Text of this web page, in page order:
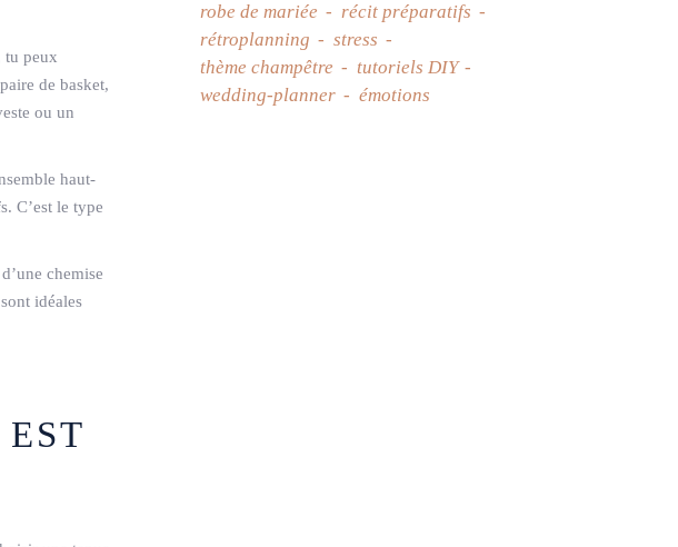
tu peux
de basket,
ou un
haut-
C’est le type
chemise
idéales
robe de mariée
récit préparatifs
rétroplanning
stress
thème champêtre
tutoriels DIY
wedding-planner
émotions